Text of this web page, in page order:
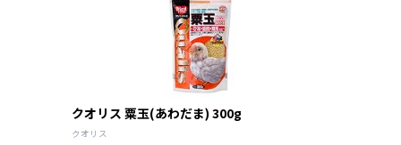
クオリス 粟玉(あわだま) 300g
クオリス